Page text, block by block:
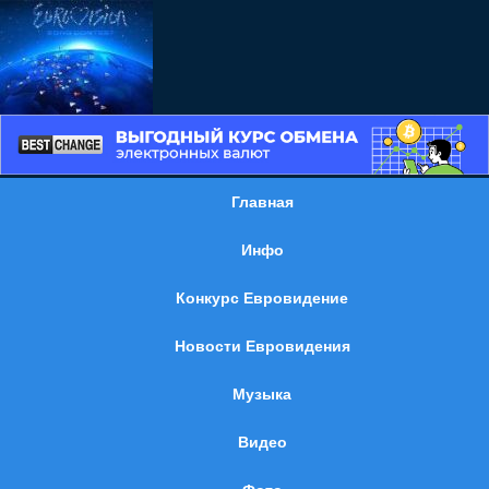
Главная
Инфо
Конкурс Евровидение
Новости Евровидения
Музыка
Видео